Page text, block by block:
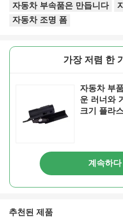
회사 소개
자동차 부속품은 만듭니다
자동차 조명 폼
가장 저렴 한
자동차 부
운 러너와
크기 플라
계속하다
추천된 제품